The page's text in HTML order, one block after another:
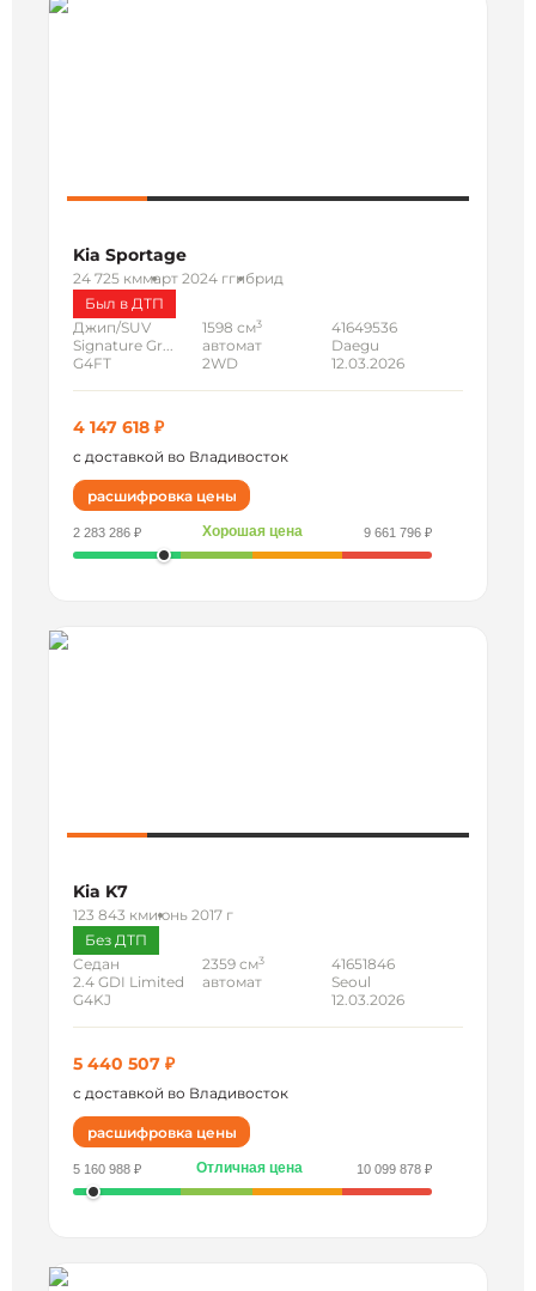
Kia Sportage
24 725 кммарт 2024 ггибрид
Был в ДТП
Джип/SUV
Signature Gr...
G4FT
1598 см3
автомат
2WD
41649536
Daegu
12.03.2026
4 147 618 ₽
с доставкой во Владивосток
расшифровка цены
2 283 286 ₽ Хорошая цена 9 661 796 ₽
Kia K7
123 843 кмиюнь 2017 г
Без ДТП
Седан
2.4 GDI Limited
G4KJ
2359 см3
автомат
41651846
Seoul
12.03.2026
5 440 507 ₽
с доставкой во Владивосток
расшифровка цены
5 160 988 ₽ Отличная цена 10 099 878 ₽